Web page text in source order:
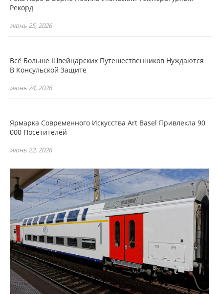
Рекорд
июнь 25, 2026
Всё Больше Швейцарских Путешественников Нуждаются
В Консульской Защите
июнь 24, 2026
Ярмарка Современного Искусства Art Basel Привлекла 90
000 Посетителей
июнь 22, 2026